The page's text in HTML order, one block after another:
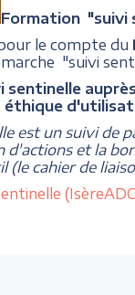
Formation "suivi
le compte du
"suivi
sentinelle
est un suivi de
d'actions et la
cahier de